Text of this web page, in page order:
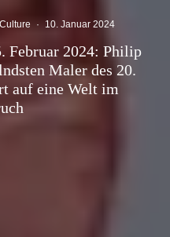
· 10. Januar 2024
Februar 2024: Philip
Maler des 20.
auf eine Welt im